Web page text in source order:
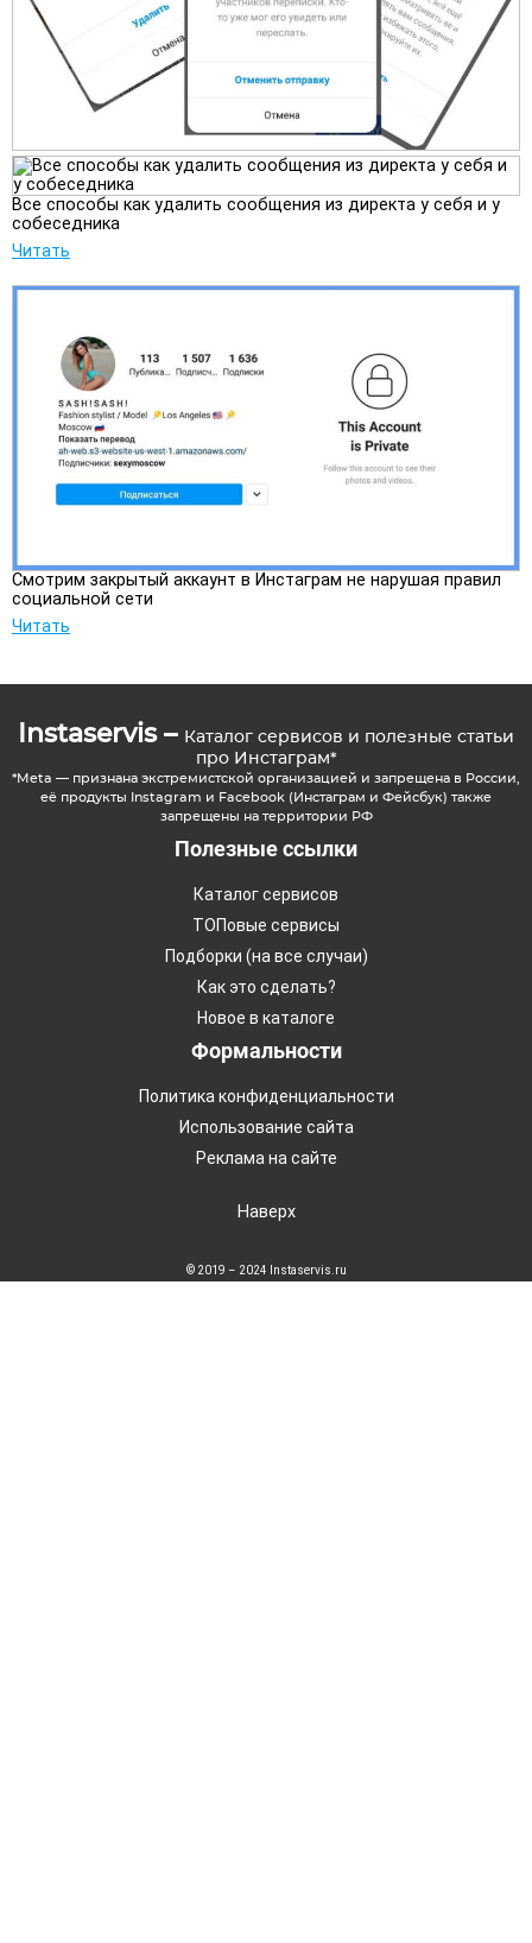
Все способы как удалить сообщения из директа у себя и у
собеседника
Читать
Смотрим закрытый аккаунт в Инстаграм не нарушая правил
социальной сети
Читать
Instaservis – Каталог сервисов и полезные статьи
про Инстаграм*
*Meta — признана экстремистской организацией и запрещена в России,
её продукты Instagram и Facebook (Инстаграм и Фейсбук) также
запрещены на территории РФ
Полезные ссылки
Каталог сервисов
ТОПовые сервисы
Подборки (на все случаи)
Как это сделать?
Новое в каталоге
Формальности
Политика конфиденциальности
Использование сайта
Реклама на сайте
Наверх
© 2019 – 2024 Instaservis.ru